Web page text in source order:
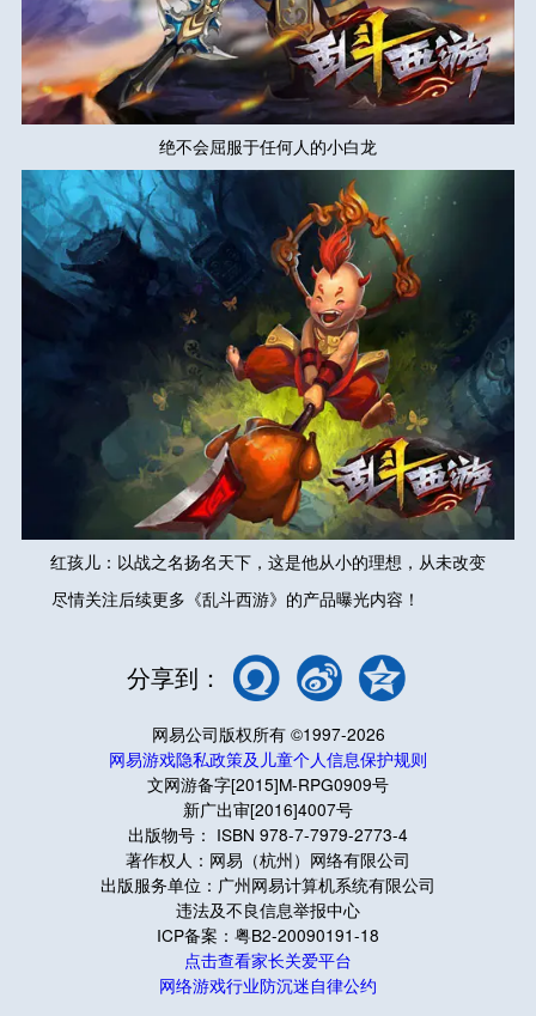
绝不会屈服于任何人的小白龙
红孩儿：以战之名扬名天下，这是他从小的理想，从未改变
尽情关注后续更多《乱斗西游》的产品曝光内容！
分享到：
网易公司版权所有 ©1997-2026
网易游戏隐私政策及儿童个人信息保护规则
文网游备字[2015]M-RPG0909号
新广出审[2016]4007号
出版物号： ISBN 978-7-7979-2773-4
著作权人：网易（杭州）网络有限公司
出版服务单位：广州网易计算机系统有限公司
违法及不良信息举报中心
ICP备案：粤B2-20090191-18
点击查看家长关爱平台
网络游戏行业防沉迷自律公约